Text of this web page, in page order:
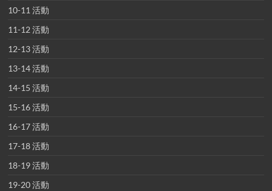
10-11 活動
11-12 活動
12-13 活動
13-14 活動
14-15 活動
15-16 活動
16-17 活動
17-18 活動
18-19 活動
19-20 活動